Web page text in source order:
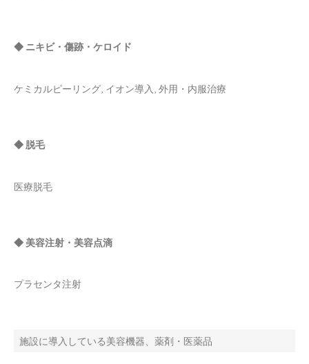
◆ ニキビ・傷跡・ケロイド
ケミカルピーリング, イオン導入, 外用・内服治療
◆ 脱毛
医療脱毛
◆ 美容注射・美容点滴
プラセンタ注射
施設に導入している美容機器、薬剤・医薬品